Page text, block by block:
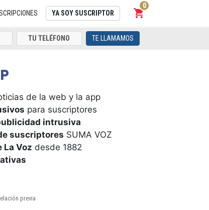
YA SOY SUSCRIPTOR shopping_cart
Carrito
0
TE LLAMAMOS
de la web y la app
para suscriptores
intrusiva
suscriptores SUMA VOZ
La Voz desde 1882
previa